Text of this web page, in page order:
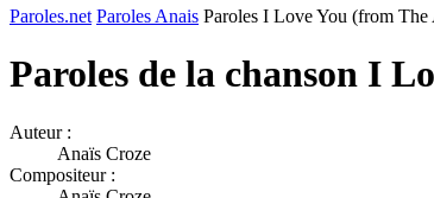
Paroles.net Paroles Anais Paroles I Love You (from
Paroles de la chanson I
Auteur :
Anaïs Croze
Compositeur :